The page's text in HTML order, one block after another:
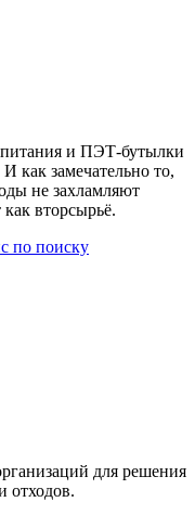
питания и ПЭТ-бутылки
как замечательно то,
не захламляют
вторсырьё.
по поиску
для решения
отходов.